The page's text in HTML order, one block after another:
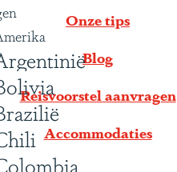
Onze tips
Blog
Reisvoorstel aanvragen
Accommodaties